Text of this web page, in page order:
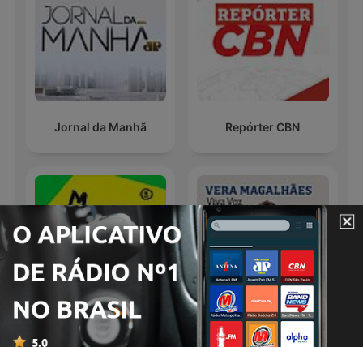
Jornal da Manhã Repórter CBN
Medo e Delírio em
Brasília
Vera Magalhães - Viva
Voz